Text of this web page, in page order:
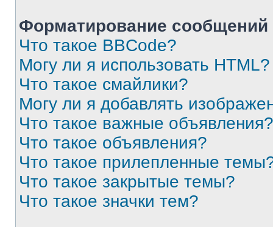
Форматирование
Что такое BBCode?
Могу ли я использовать HTML?
Что такое смайлики?
Могу ли я добавлять
Что такое важные объявления?
Что такое объявления?
Что такое прилепленные
Что такое закрытые темы?
Что такое значки тем?